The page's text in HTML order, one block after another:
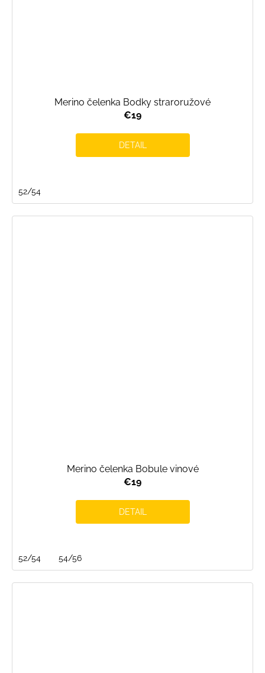
Merino čelenka Bodky straroružové
€19
DETAIL
52/54
Merino čelenka Bobule vinové
€19
DETAIL
52/54 54/56